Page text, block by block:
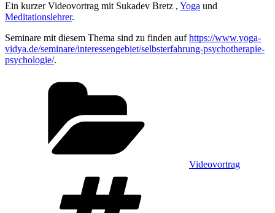
Ein kurzer Videovortrag mit Sukadev Bretz , Yoga und
Meditationslehrer.
Seminare mit diesem Thema sind zu finden aufhttps://www.yoga-
vidya.de/seminare/interessengebiet/selbsterfahrung-psychotherapie-
psychologie/.
Videovortrag